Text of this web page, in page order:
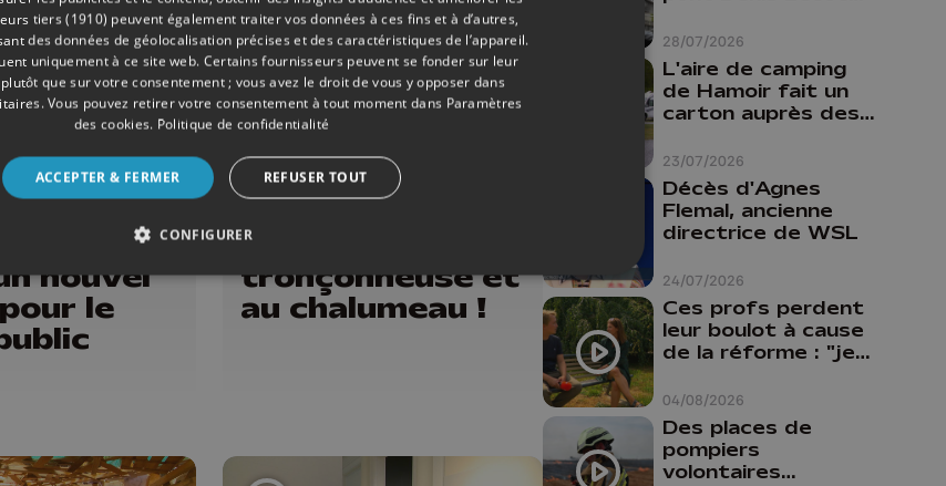
05/06/2026
nouvel
le
DIVERS
Sculptures à la
tronçonneuse et
au chalumeau !
28/07/2026
budget pour le
faire
23/07/2026
L'aire de camping
de Hamoir fait un
carton auprès des
24/07/2026
Décès d'Agnes
Flemal, ancienne
directrice de WSL
04/08/2026
Ces profs perdent
leur boulot à cause
de la réforme : "je
comme prof que
comme
pharmacienne"
Des places de
pompiers
volontaires
tiers (1910) peuvent également traiter vos données à ces fins et à d’autres,
des données de géolocalisation précises et des caractéristiques de l’appareil.
uniquement à ce site web. Certains fournisseurs peuvent se fonder sur leur
que sur votre consentement ; vous avez le droit de vous y opposer dans
. Vous pouvez retirer votre consentement à tout moment dans Paramètres
des cookies. Politique de confidentialité
ACCEPTER & FERMER REFUSER TOUT
CONFIGURER